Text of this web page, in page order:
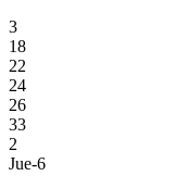
3
18
22
24
26
33
2
Jue-6